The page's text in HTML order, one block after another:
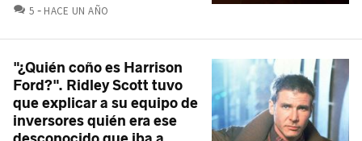
5 COMENTARIOS
HACE UN AÑO
"¿Quién coño es Harrison
Ford?". Ridley Scott tuvo
que explicar a su equipo de
inversores quién era ese